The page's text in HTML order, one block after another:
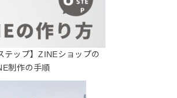
テップ】ZINEショップの
制作の手順